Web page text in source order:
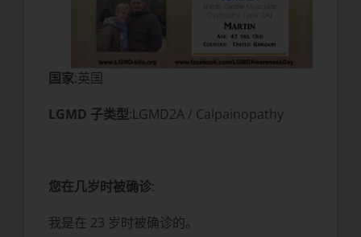
国家:英国
LGMD 子类型:LGMD2A / Calpainopathy
您在几岁时被确诊:
我是在 23 岁时被确诊的。